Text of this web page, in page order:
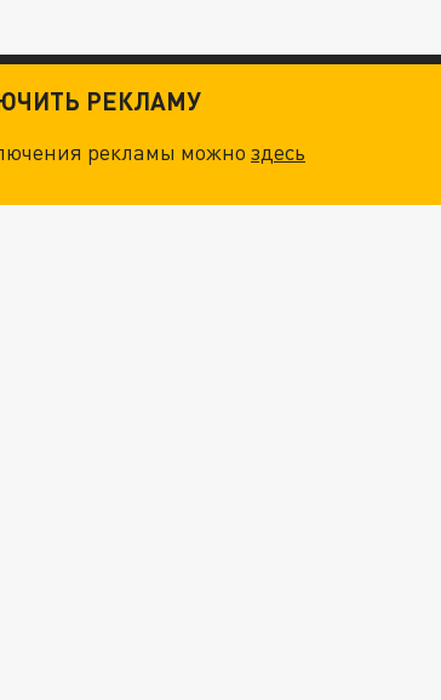
РЕКЛАМУ
рекламы можноздесь